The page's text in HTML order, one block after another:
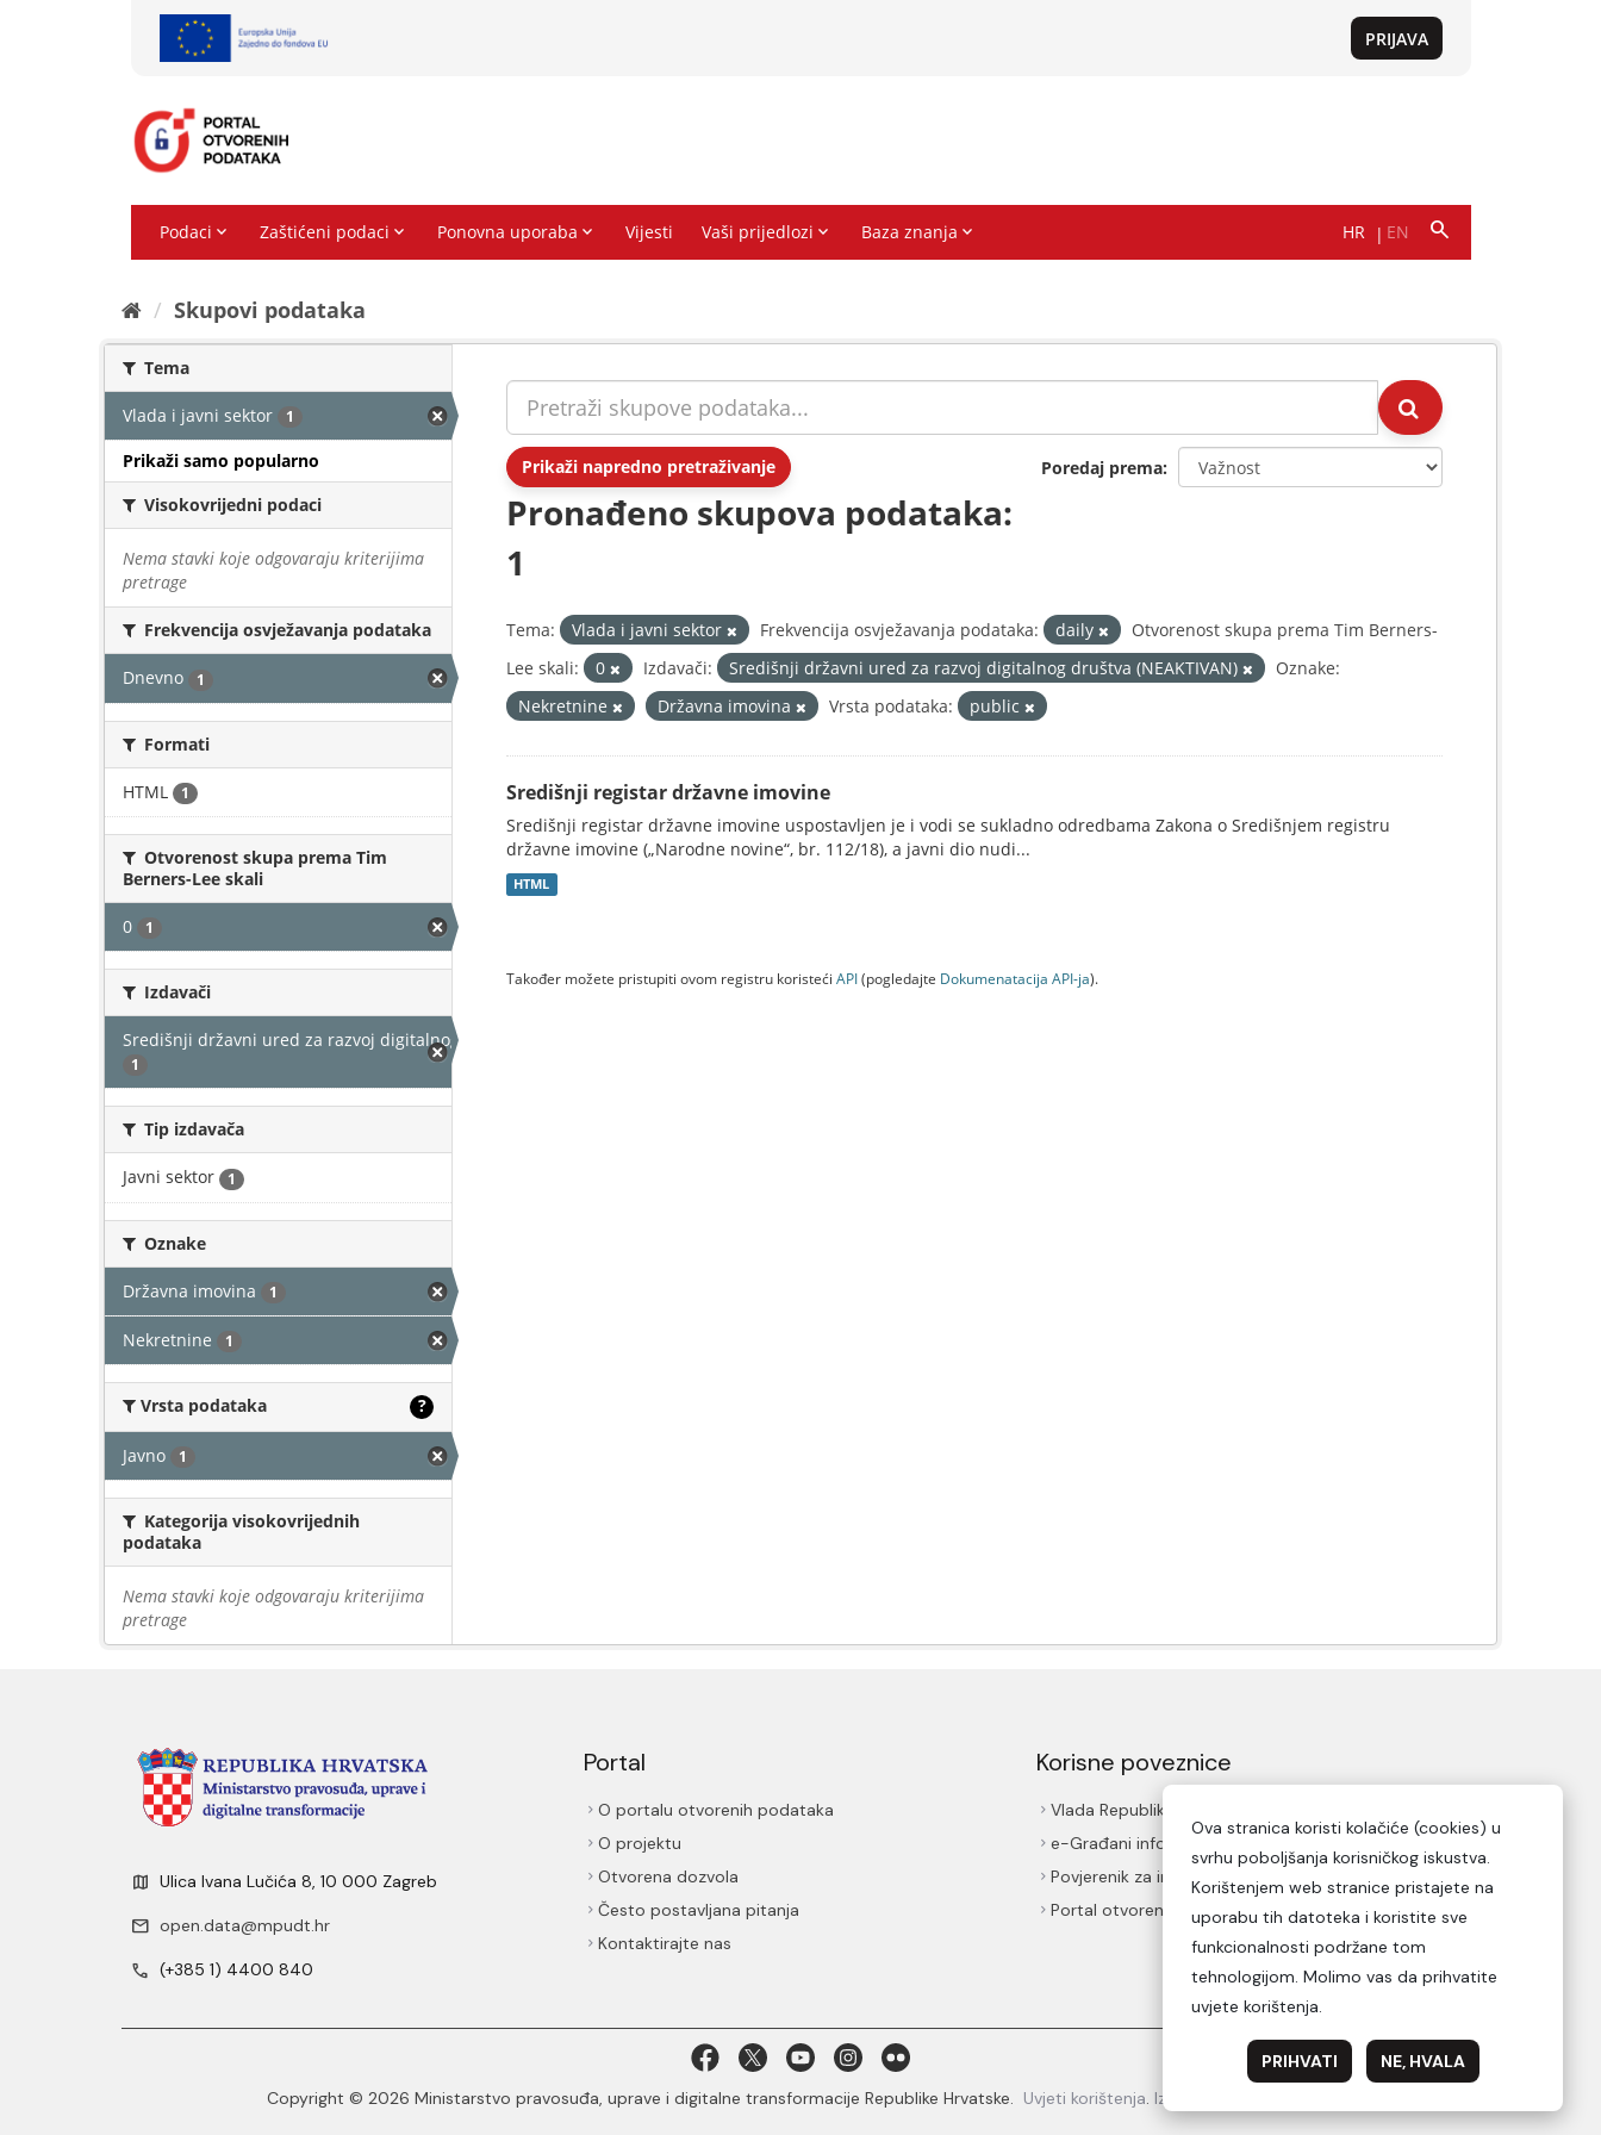
Skupovi podаtаkа
Tema
Vlada i javni sektor 1
Prikaži samo popularno
Visokovrijedni podaci
Nema stavki koje odgovaraju kriterijima
pretrage
Frekvencija osvježavanja podataka
Dnevno 1
Formati
HTML 1
Otvorenost skupa prema Tim
Berners-Lee skali
0 1
Izdavači
Središnji državni ured za razvoj digitalnog društva (NEAKTIVAN)
1
Tip izdavača
Javni sektor 1
Oznake
Državna imovina 1
Nekretnine 1
Vrsta podataka ?
Javno 1
Kategorija visokovrijednih
podataka
Nema stavki koje odgovaraju kriterijima
pretrage
Prikaži napredno pretraživanje Poredaj prema
Pronađeno skupova podataka:
1
Tema: Vlada i javni sektor Frekvencija osvježavanja podataka: daily
Otvorenost skupa prema Tim Berners-
Lee skali:
0 Izdavači: Središnji državni ured za razvoj digitalnog društva (NEAKTIVAN)
Oznake:
Nekretnine
Državna imovina Vrsta podataka: public
Središnji registar državne imovine
Središnji registar državne imovine uspostavljen je i vodi se sukladno odredbama Zakona o Središnjem registru
državne imovine („Narodne novine“, br. 112/18), a javni dio nudi...
HTML
Također možete pristupiti ovom registru koristeći API(pogledajte Dokumenаtаcijа API-jа).